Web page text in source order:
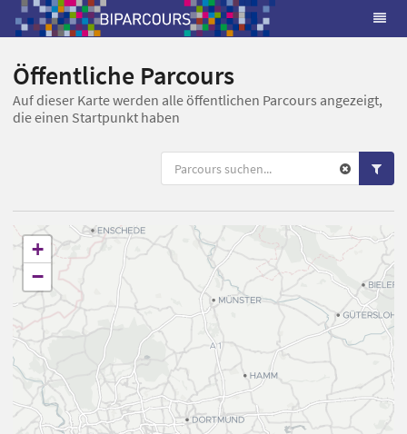
Öffentliche Parcours
Auf dieser Karte werden alle öffentlichen Parcours angezeigt,
die einen Startpunkt haben
+
−